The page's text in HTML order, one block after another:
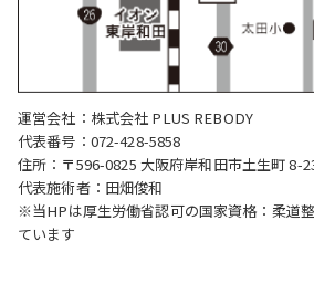
運営会社：株式会社 PLUS REBODY
代表番号：072-428-5858
住所：〒596-0825 大阪府岸和田市土生町 8-
代表施術者：田畑俊和
※当HPは厚生労働省認可の国家資格：柔道
ています